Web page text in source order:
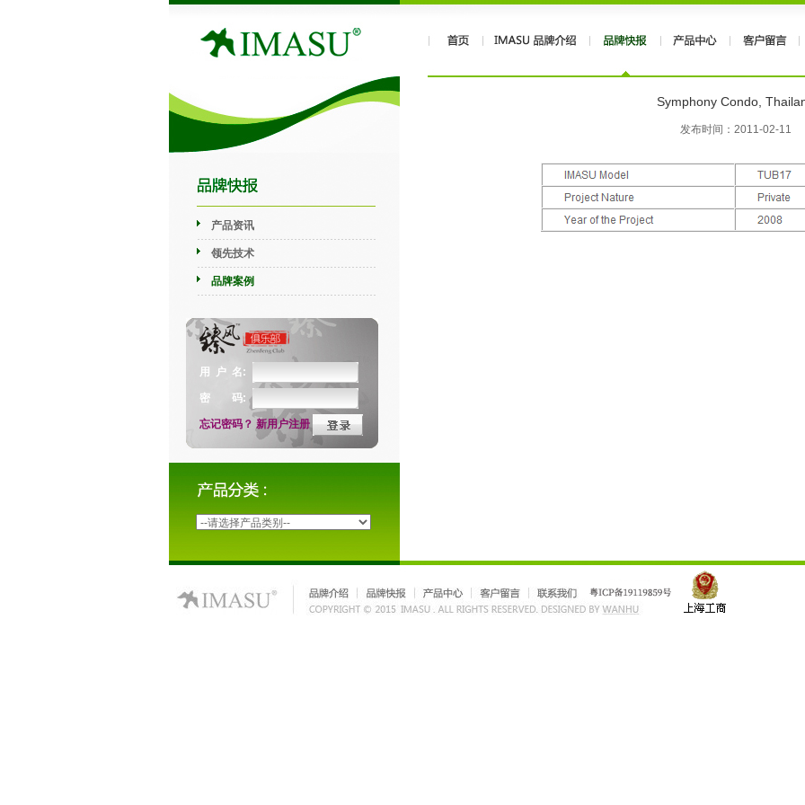
产品资讯
领先技术
品牌案例
用 户 名:
密 码:
忘记密码？ 新用户注册
Symphony Condo,
发布时间：2011-02-11